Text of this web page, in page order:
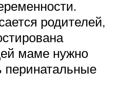
родителей,
маме нужно
перинатальные